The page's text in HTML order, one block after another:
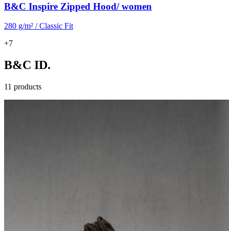
B&C Inspire Zipped Hood/ women
280 g/m² / Classic Fit
+7
B&C ID.
11 products